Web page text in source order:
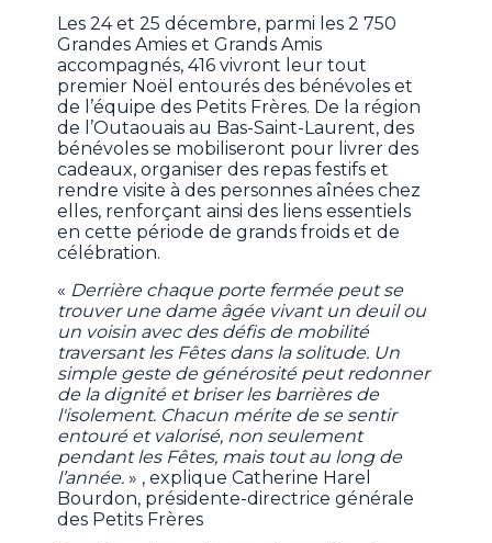
Les 24 et 25 décembre, parmi les 2 750
Grandes Amies et Grands Amis
accompagnés, 416 vivront leur tout
premier Noël entourés des bénévoles et
de l’équipe des Petits Frères. De la région
de l’Outaouais au Bas-Saint-Laurent, des
bénévoles se mobiliseront pour livrer des
cadeaux, organiser des repas festifs et
rendre visite à des personnes aînées chez
elles, renforçant ainsi des liens essentiels
en cette période de grands froids et de
célébration.
« Derrière chaque porte fermée peut se
trouver une dame âgée vivant un deuil ou
un voisin avec des défis de mobilité
traversant les Fêtes dans la solitude. Un
simple geste de générosité peut redonner
de la dignité et briser les barrières de
l'isolement. Chacun mérite de se sentir
entouré et valorisé, non seulement
pendant les Fêtes, mais tout au long de
l’année. » , explique Catherine Harel
Bourdon, présidente-directrice générale
des Petits Frères